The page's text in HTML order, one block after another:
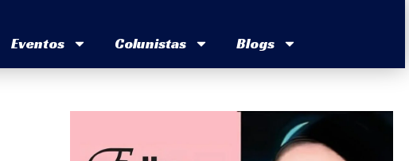
Eventos Colunistas Blogs